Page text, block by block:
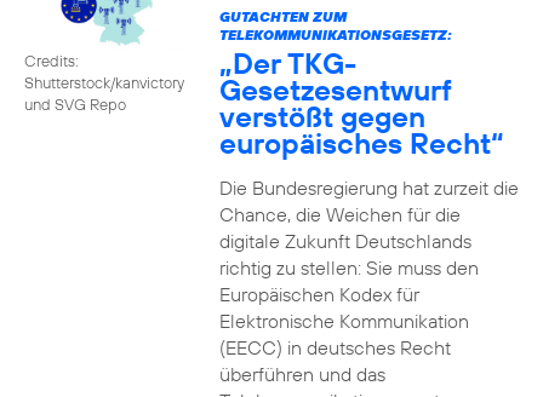
Credits:
Shutterstock/kanvictory
und SVG Repo
GUTACHTEN ZUM
TELEKOMMUNIKATIONSGESETZ:
„Der TKG-
Gesetzesentwurf
verstößt gegen
europäisches Recht“
Die Bundesregierung hat zurzeit die
Chance, die Weichen für die
digitale Zukunft Deutschlands
richtig zu stellen: Sie muss den
Europäischen Kodex für
Elektronische Kommunikation
(EECC) in deutsches Recht
überführen und das